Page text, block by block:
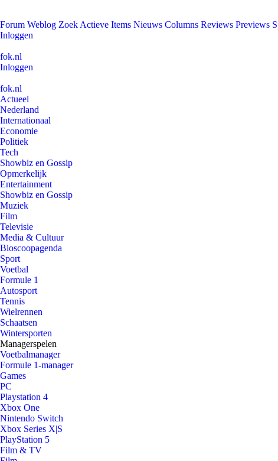
Forum Weblog Zoek Actieve Items Nieuws Columns Reviews Previews
Inloggen
fok.nl
Inloggen
fok.nl
Actueel
Nederland
Internationaal
Economie
Politiek
Tech
Showbiz en Gossip
Opmerkelijk
Entertainment
Showbiz en Gossip
Muziek
Film
Televisie
Media & Cultuur
Bioscoopagenda
Sport
Voetbal
Formule 1
Autosport
Tennis
Wielrennen
Schaatsen
Wintersporten
Managerspelen
Voetbalmanager
Formule 1-manager
Games
PC
Playstation 4
Xbox One
Nintendo Switch
Xbox Series X|S
PlayStation 5
Film & TV